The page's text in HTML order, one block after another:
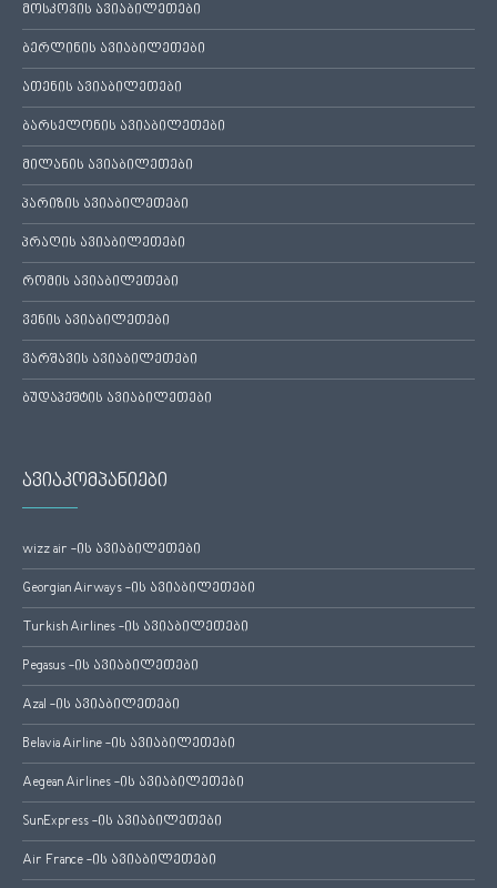
მოსკოვის ავიაბილეთები
ბერლინის ავიაბილეთები
ათენის ავიაბილეთები
ბარსელონის ავიაბილეთები
მილანის ავიაბილეთები
პარიზის ავიაბილეთები
პრაღის ავიაბილეთები
რომის ავიაბილეთები
ვენის ავიაბილეთები
ვარშავის ავიაბილეთები
ბუდაპეშტის ავიაბილეთები
ავიაკომპანიები
wizz air -ის ავიაბილეთები
Georgian Airways -ის ავიაბილეთები
Turkish Airlines -ის ავიაბილეთები
Pegasus -ის ავიაბილეთები
Azal -ის ავიაბილეთები
Belavia Airline -ის ავიაბილეთები
Aegean Airlines -ის ავიაბილეთები
SunExpress -ის ავიაბილეთები
Air France -ის ავიაბილეთები